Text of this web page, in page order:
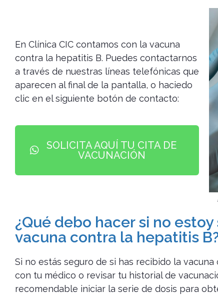
En Clínica CIC contamos con la vacuna
contra la hepatitis B. Puedes contactarnos
a través de nuestras líneas telefónicas que
aparecen al final de la pantalla, o haciedo
clic en el siguiente botón de contacto:
SOLICITA AQUÍ TU CITA DE
VACUNACIÓN
¿Qué debo hacer si no
vacuna contra la hepatitis
Si no estás seguro de si has recibido la
con tu médico o revisar tu historial de
recomendable iniciar la serie de dosis para